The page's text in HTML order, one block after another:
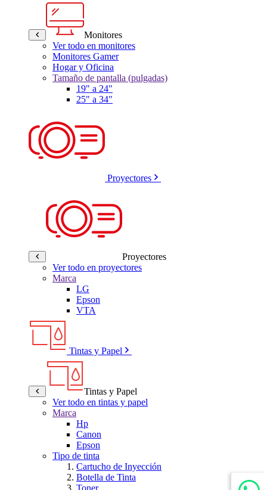
Monitores
Ver todo en monitores
Monitores Gamer
Hogar y Oficina
Tamaño de pantalla (pulgadas)
19" a 24"
25" a 34"
Proyectores
Proyectores
Ver todo en proyectores
Marca
LG
Epson
VTA
Tintas y Papel
Tintas y Papel
Ver todo en tintas y papel
Marca
Hp
Canon
Epson
Tipo de tinta
Cartucho de Inyección
Botella de Tinta
Toner